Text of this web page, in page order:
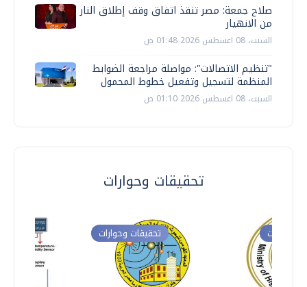
صلاح جمعة: مصر تنقذ اتفاق وقف إطلاق النار
من الانهيار
السبت، 08 اغسطس 2026 01:48 ص
"تنظيم الاتصالات": مواصلة مراجعة الضوابط
المنظمة لتسجيل وتفعيل خطوط المحمول
السبت، 08 اغسطس 2026 01:10 ص
تحقيقات وحوارات
تحقيقات وحوارات وحوارات